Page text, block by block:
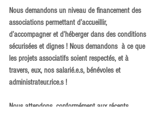
Nous demandons un niveau de financement des
associations permettant d’accueillir,
d’accompagner et d’héberger dans des conditions
sécurisées et dignes ! Nous demandons  à ce que
les projets associatifs soient respectés, et à
travers, eux, nos salarié.e.s, bénévoles et
administrateur.rice.s !
Nous attendons, conformément aux récents